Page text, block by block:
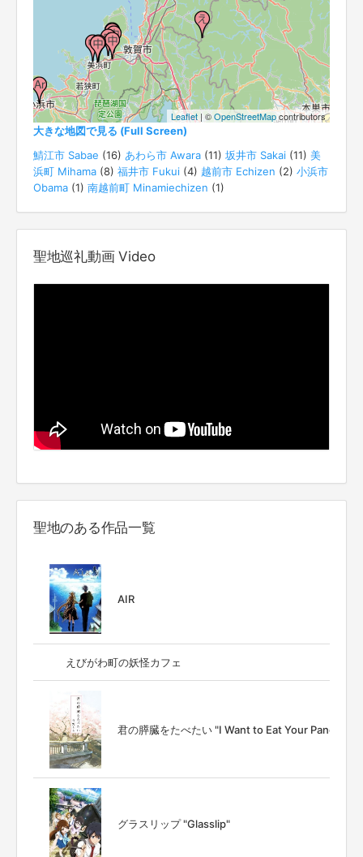
Leaflet | ©OpenStreetMapcontributors
大きな地図で見る (Full Screen)
鯖江市 Sabae (16) あわら市 Awara (11) 坂井市 Sakai (11) 美
浜町 Mihama (8) 福井市 Fukui (4) 越前市 Echizen (2) 小浜市
Obama (1) 南越前町 Minamiechizen (1)
聖地巡礼動画 Video
聖地のある作品一覧
AIR
えびがわ町の妖怪カフェ
君の膵臓をたべたい "I Want to Eat Your Pancreas"
グラスリップ "Glasslip"